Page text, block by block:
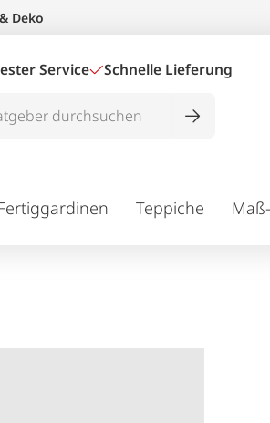
Deko
Service Schnelle Lieferung
Teppiche